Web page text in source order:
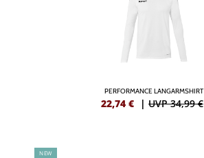
PERFORMANCE LANGARMSHIRT
22,74 € | UVP 34,99 €
NEW